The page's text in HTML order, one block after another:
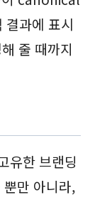
과에 표시
줄 때까지
유한 브랜딩
만 아니라,